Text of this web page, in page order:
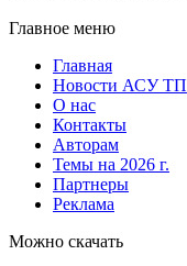
Главное меню
Главная
Новости АСУ ТП
О нас
Контакты
Авторам
Темы на 2026 г.
Партнеры
Реклама
Можно скачать